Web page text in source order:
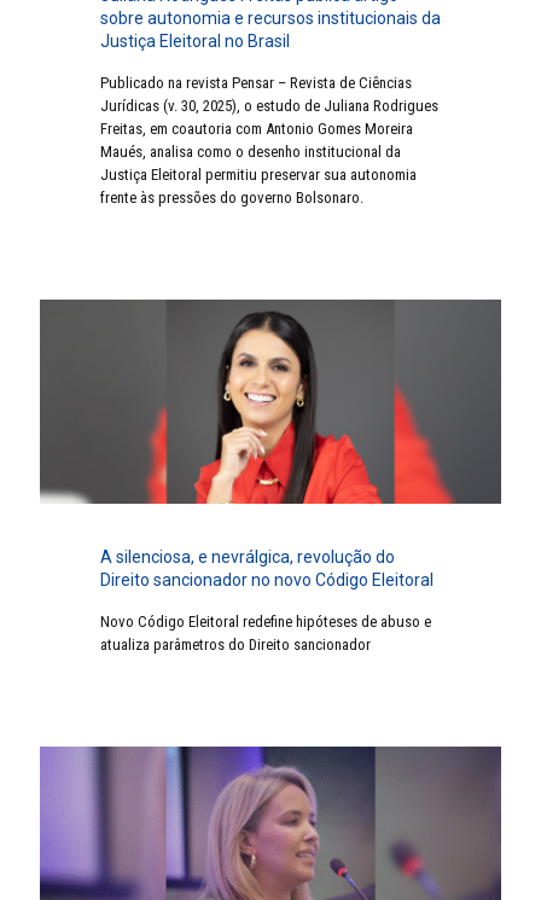
sobre autonomia e recursos institucionais da
Justiça Eleitoral no Brasil
Publicado na revista Pensar – Revista de Ciências
Jurídicas (v. 30, 2025), o estudo de Juliana Rodrigues
Freitas, em coautoria com Antonio Gomes Moreira
Maués, analisa como o desenho institucional da
Justiça Eleitoral permitiu preservar sua autonomia
frente às pressões do governo Bolsonaro.
A silenciosa, e nevrálgica, revolução do
Direito sancionador no novo Código Eleitoral
Novo Código Eleitoral redefine hipóteses de abuso e
atualiza parâmetros do Direito sancionador